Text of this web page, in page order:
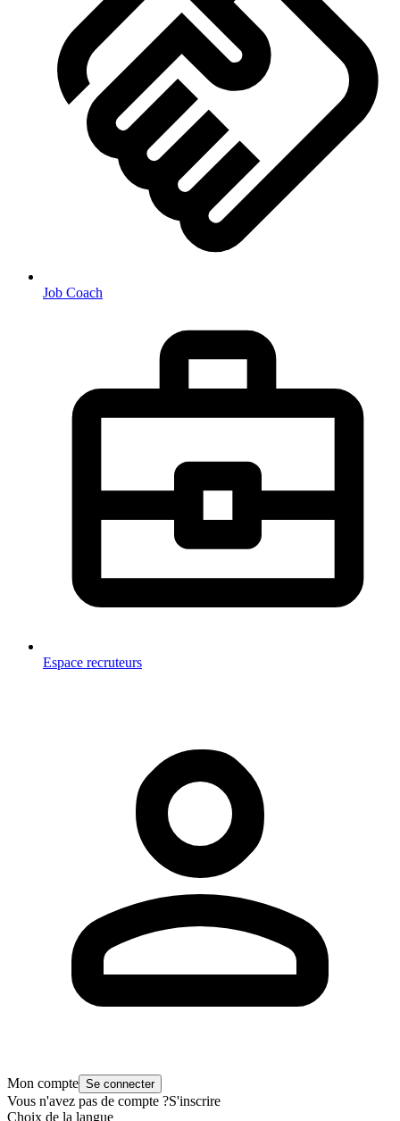
Job Coach
Espace recruteurs
Mon compte Se connecter
Vous n'avez pas de compte ?S'inscrire
Choix de la langue